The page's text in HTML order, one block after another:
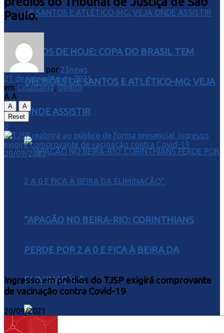
JOGOS DE HOJE: COPA DO BRASIL TEM
DECISÕES DE SANTOS E ATLÉTICO-MG; VEJA
ONDE ASSISTIR
“APAGÃO NO BEIRA-RIO: CORINTHIANS
PERDE POR 2 A 0 E FICA À BEIRA DA
ELIMINAÇÃO”.
Paulo.
por 25news
21 de setembro de 2021
em Cidadania,Direito
A A
A
A
Reset
0
Ingresso em prédios do TJSP exigirá comprovante
de vacinação contra Covid-19
20/09/2021